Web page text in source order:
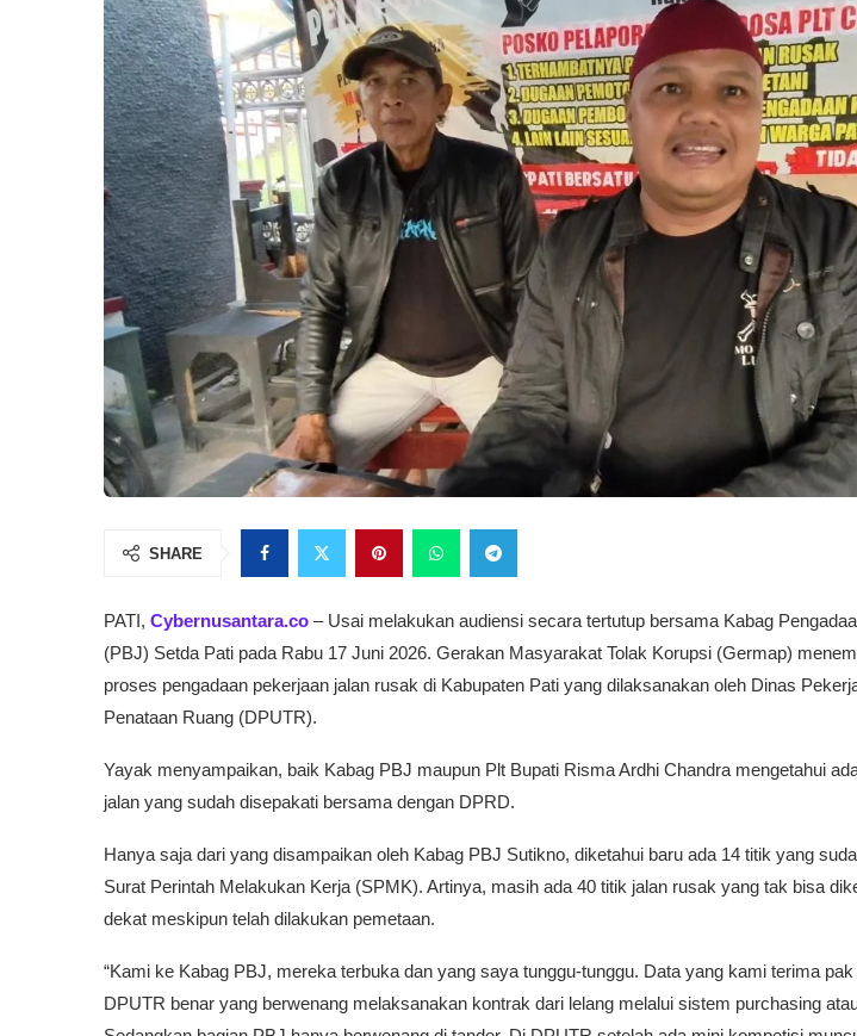
SHARE
PATI, Cybernusantara.co – Usai melakukan audiensi secara tertutup bersama Kabag
(PBJ) Setda Pati pada Rabu 17 Juni 2026. Gerakan Masyarakat Tolak Korupsi (Germap)
proses pengadaan pekerjaan jalan rusak di Kabupaten Pati yang dilaksanakan oleh Dinas
Penataan Ruang (DPUTR).
Yayak menyampaikan, baik Kabag PBJ maupun Plt Bupati Risma Ardhi Chandra mengetahui
jalan yang sudah disepakati bersama dengan DPRD.
Hanya saja dari yang disampaikan oleh Kabag PBJ Sutikno, diketahui baru ada 14 titik yang
Surat Perintah Melakukan Kerja (SPMK). Artinya, masih ada 40 titik jalan rusak yang tak bisa
dekat meskipun telah dilakukan pemetaan.
“Kami ke Kabag PBJ, mereka terbuka dan yang saya tunggu-tunggu. Data yang kami terima
DPUTR benar yang berwenang melaksanakan kontrak dari lelang melalui sistem purchasing